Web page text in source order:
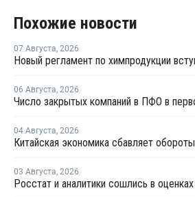
Похожие новости
07 Августа, 2026
06 Августа, 2026
04 Августа, 2026
Китайская экономика сбавляет обороты
03 Августа, 2026